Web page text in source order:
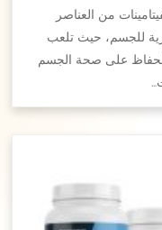
من العناصر
للجسم، حيث تلعب
على صحة الجسم